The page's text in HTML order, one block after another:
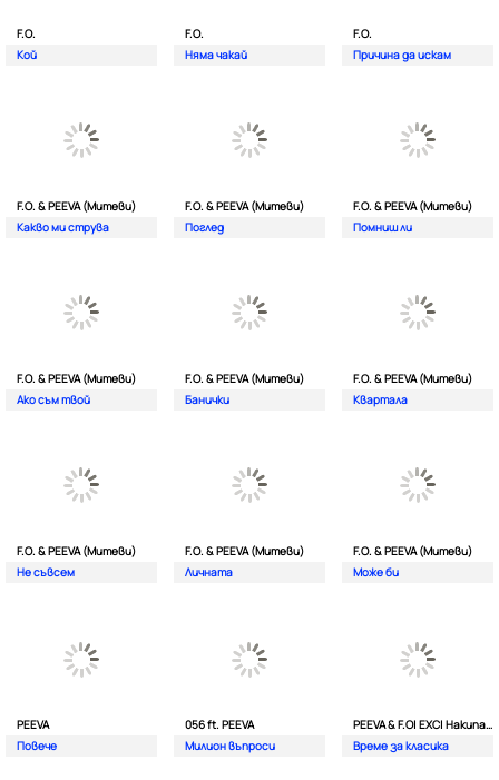
F.O.
Кой
F.O.
Няма чакай
F.O.
Причина да искам
F.O. & PEEVA (Митеви)
Какво ми струва
F.O. & PEEVA (Митеви)
Поглед
F.O. & PEEVA (Митеви)
Помниш ли
F.O. & PEEVA (Митеви)
Ако съм твой
F.O. & PEEVA (Митеви)
Банички
F.O. & PEEVA (Митеви)
Квартала
F.O. & PEEVA (Митеви)
Не съвсем
F.O. & PEEVA (Митеви)
Личната
F.O. & PEEVA (Митеви)
Мoже би
PEEVA
Повече
056 ft. PEEVA
Милион въпроси
PEEVA & F.O| EXC| Hakunata ft. Tri'o Quatro
Време за класика